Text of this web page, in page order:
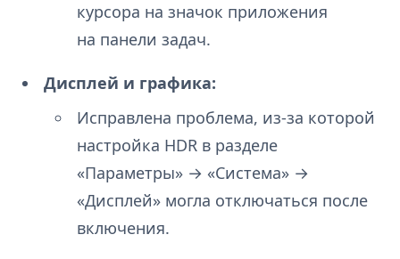
курсора на значок приложения
на панели задач.
Дисплей и графика:
Исправлена проблема, из-за которой
настройка HDR в разделе
«Параметры» → «Система» →
«Дисплей» могла отключаться после
включения.